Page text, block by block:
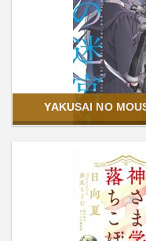
YAKUSAI NO